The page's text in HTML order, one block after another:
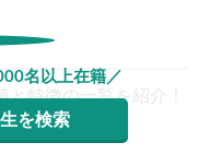
特徴の一覧を紹介！
名以上在籍／
を検索